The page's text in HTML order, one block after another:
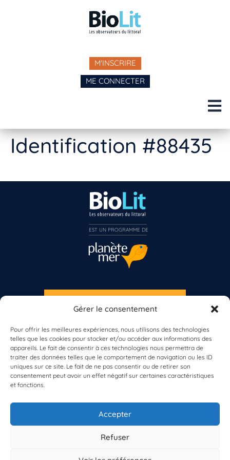
Gérer le consentement
Pour offrir les meilleures expériences, nous utilisons des technologies
telles que les cookies pour stocker et/ou accéder aux informations des
appareils. Le fait de consentir à ces technologies nous permettra de
traiter des données telles que le comportement de navigation ou les ID
uniques sur ce site. Le fait de ne pas consentir ou de retirer son
consentement peut avoir un effet négatif sur certaines caractéristiques
et fonctions.
Accepter
Refuser
M'INSCRIRE
ME CONNECTER
Identification #88435
À propos de BioLit
Vos données d'observation
Ressources
Résultats du programme
Contacts
S'INSCRIRE À LA NEWSLETTER
Vous n’êtes pas encore inscrit à Biolit ?